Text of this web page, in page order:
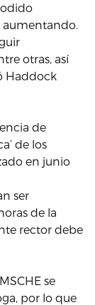
aumentando.
otras, así
Haddock
de
de los
en junio
ser
de la
rector debe
se
por lo que